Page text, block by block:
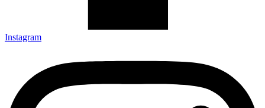
Instagram